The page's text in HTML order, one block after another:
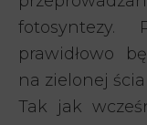
fotosyntezy.
prawidłowo
na zielonej
Tak jak